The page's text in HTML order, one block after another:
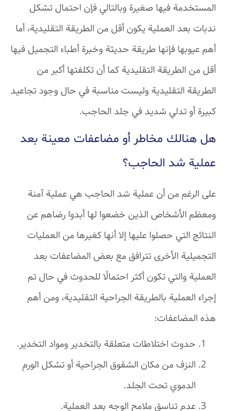
المستخدمة فيها صغيرة وبالتالي فإن احتمال تشكل
ندبات بعد العملية يكون أقل من الطريقة التقليدية، أما
أهم عيوبها فإنها طريقة حديثة وخبرة أطباء التجميل فيها
أقل من الطريقة التقليدية كما أن تكلفتها أكبر من
الطريقة التقليدية وليست مناسبة في حال وجود تجاعيد
كبيرة أو تدلي شديد في جلد الحاجب.
هل هنالك مخاطر أو مضاعفات معينة بعد
عملية شد الحاجب؟
على الرغم من أن عملية شد الحاجب هي عملية آمنة
ومعظم الأشخاص الذين خضعوا لها أبدوا رضاهم عن
النتائج التي حصلوا عليها إلا أنها كغيرها من العمليات
التجميلية الأخرى تترافق مع بعض المضاعفات بعد
العملية والتي تكون أكثر احتمالًا للحدوث في حال تم
إجراء العملية بالطريقة الجراحية التقليدية، ومن أهم
هذه المضاعفات:
حدوث اختلاطات متعلقة بالتخدير ومواد التخدير.
النزف من مكان الشقوق الجراحية أو تشكل الورم
الدموي تحت الجلد.
عدم تناسق ملامح الوجه بعد العملية.